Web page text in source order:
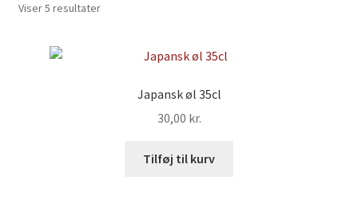
My account
Privacy Policy
Viser 5 resultater
Japansk øl 35cl
30,00 kr.
Tilføj til kurv